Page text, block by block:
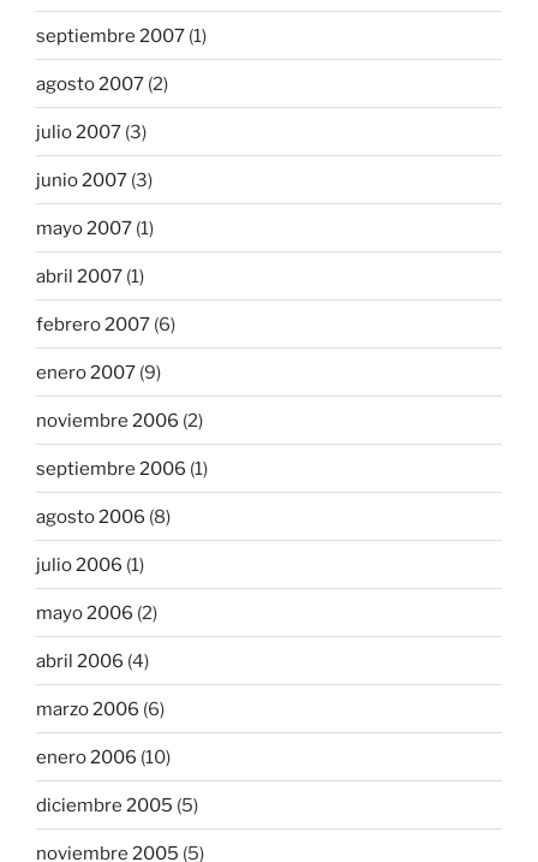
septiembre 2007 (1)
agosto 2007 (2)
julio 2007 (3)
junio 2007 (3)
mayo 2007 (1)
abril 2007 (1)
febrero 2007 (6)
enero 2007 (9)
noviembre 2006 (2)
septiembre 2006 (1)
agosto 2006 (8)
julio 2006 (1)
mayo 2006 (2)
abril 2006 (4)
marzo 2006 (6)
enero 2006 (10)
diciembre 2005 (5)
noviembre 2005 (5)